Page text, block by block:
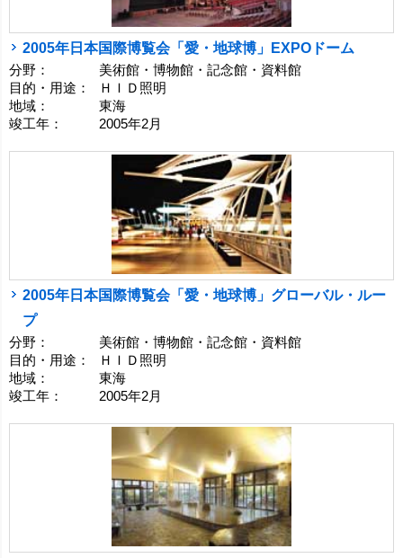
2005年日本国際博覧会「愛・地球博」EXPOドーム
分野：
美術館・博物館・記念館・資料館
目的・用途：
ＨＩＤ照明
地域：
東海
竣工年：
2005年2月
2005年日本国際博覧会「愛・地球博」グローバル・ルー
プ
分野：
美術館・博物館・記念館・資料館
目的・用途：
ＨＩＤ照明
地域：
東海
竣工年：
2005年2月